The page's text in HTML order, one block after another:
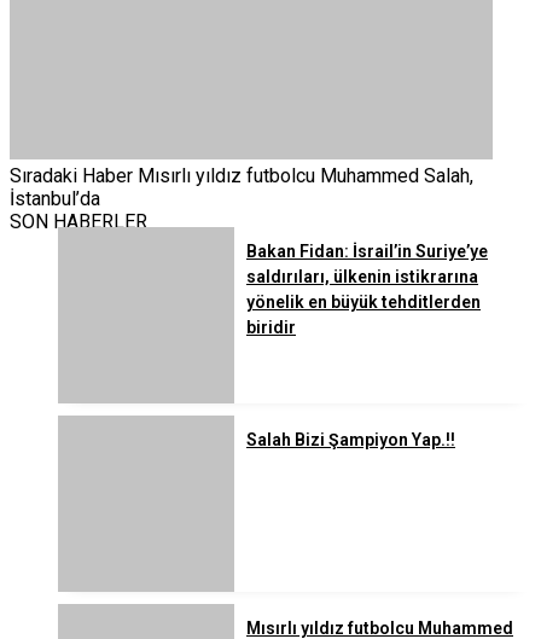
Sıradaki Haber Mısırlı yıldız futbolcu Muhammed Salah,
İstanbul’da
SON HABERLER
Bakan Fidan: İsrail’in Suriye’ye
saldırıları, ülkenin istikrarına
yönelik en büyük tehditlerden
biridir
Salah Bizi Şampiyon Yap.!!
Mısırlı yıldız futbolcu Muhammed